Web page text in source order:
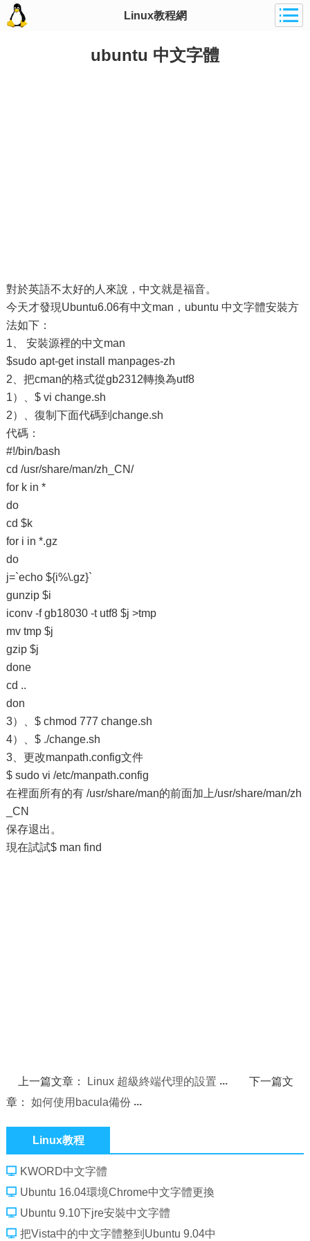
Linux教程網
ubuntu 中文字體
對於英語不太好的人來說，中文就是福音。
今天才發現Ubuntu6.06有中文man，ubuntu 中文字體安裝方
法如下：
1、 安裝源裡的中文man
$sudo apt-get install manpages-zh
2、把cman的格式從gb2312轉換為utf8
1）、$ vi change.sh
2）、復制下面代碼到change.sh
代碼：
#!/bin/bash
cd /usr/share/man/zh_CN/
for k in *
do
cd $k
for i in *.gz
do
j=`echo ${i%\.gz}`
gunzip $i
iconv -f gb18030 -t utf8 $j >tmp
mv tmp $j
gzip $j
done
cd ..
don
3）、$ chmod 777 change.sh
4）、$ ./change.sh
3、更改manpath.config文件
$ sudo vi /etc/manpath.config
在裡面所有的有 /usr/share/man的前面加上/usr/share/man/zh
_CN
保存退出。
現在試試$ man find
上一篇文章： Linux 超級終端代理的設置
下一篇文
章： 如何使用bacula備份
Linux教程
KWORD中文字體
Ubuntu 16.04環境Chrome中文字體更換
Ubuntu 9.10下jre安裝中文字體
把Vista中的中文字體整到Ubuntu 9.04中